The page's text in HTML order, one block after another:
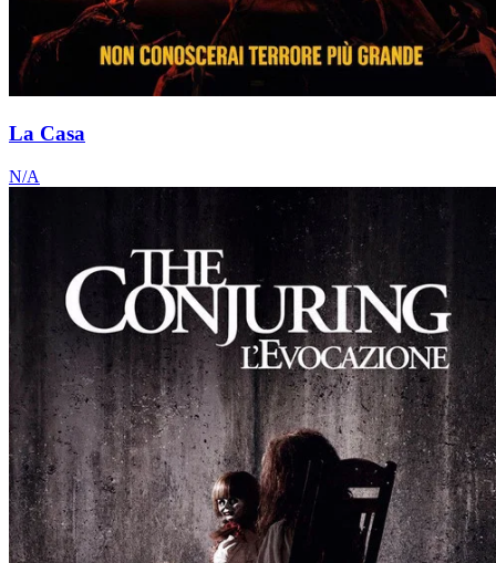
La Casa
N/A